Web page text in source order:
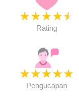
★★★★★
Rating
★★★★★
Pengucapan